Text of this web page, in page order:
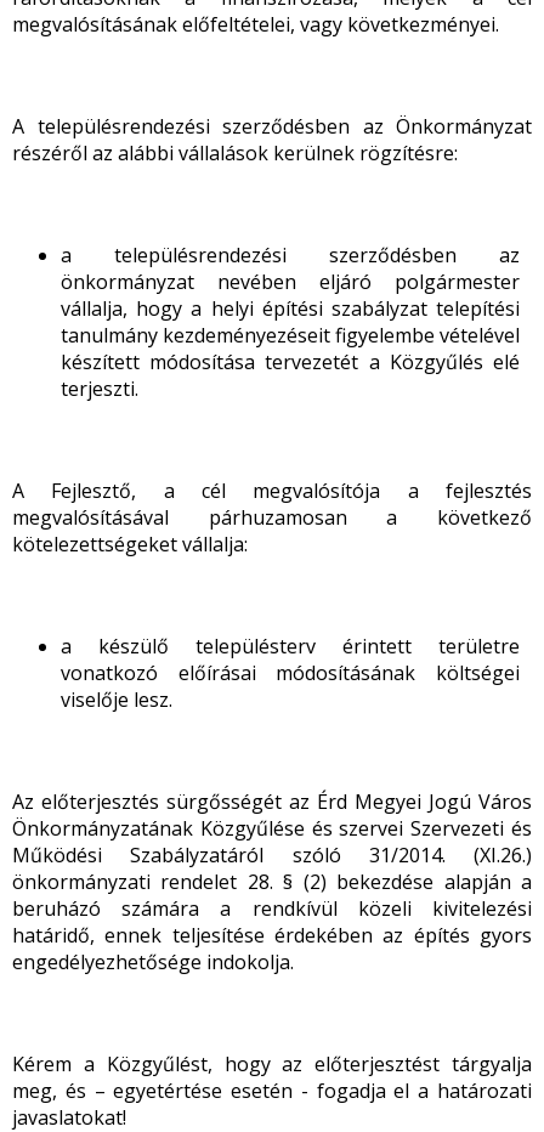
megvalósításának előfeltételei, vagy következményei.
A településrendezési szerződésben az Önkormányzat
részéről az alábbi vállalások kerülnek rögzítésre:
a településrendezési szerződésben az
önkormányzat nevében eljáró polgármester
vállalja, hogy a helyi építési szabályzat telepítési
tanulmány kezdeményezéseit figyelembe vételével
készített módosítása tervezetét a Közgyűlés elé
terjeszti.
A Fejlesztő, a cél megvalósítója a fejlesztés
megvalósításával párhuzamosan a következő
kötelezettségeket vállalja:
a készülő településterv érintett területre
vonatkozó előírásai módosításának költségei
viselője lesz.
Az előterjesztés sürgősségét az Érd Megyei Jogú Város
Önkormányzatának Közgyűlése és szervei Szervezeti és
Működési Szabályzatáról szóló 31/2014. (XI.26.)
önkormányzati rendelet 28. § (2) bekezdése alapján a
beruházó számára a rendkívül közeli kivitelezési
határidő, ennek teljesítése érdekében az építés gyors
engedélyezhetősége indokolja.
Kérem a Közgyűlést, hogy az előterjesztést tárgyalja
meg, és – egyetértése esetén - fogadja el a határozati
javaslatokat!